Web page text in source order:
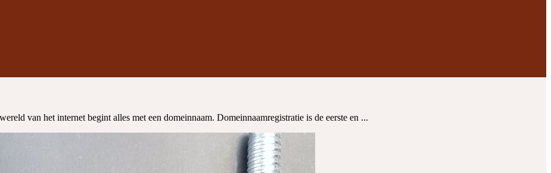
van het internet begint alles met een domeinnaam. Domeinnaamregistratie is de eerste en ...